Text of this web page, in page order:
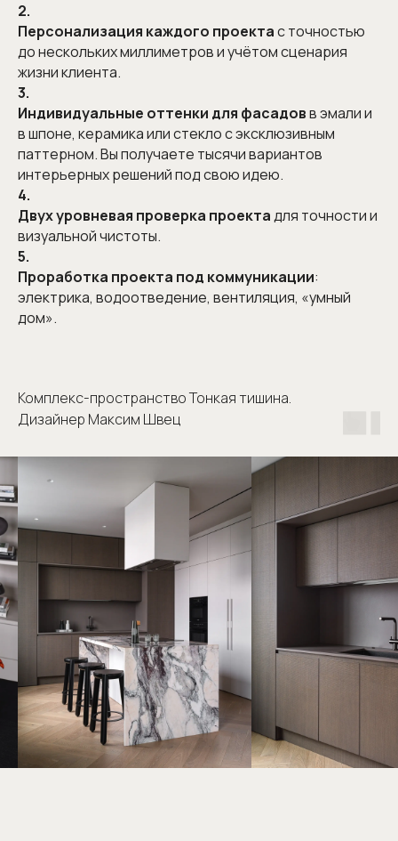
2.
Персонализация каждого проектас точностью
до нескольких миллиметров и учётом сценария
жизни клиента.
3.
Индивидуальные оттенки для фасадовв эмали и
в шпоне, керамика или стекло с эксклюзивным
паттерном. Вы получаете тысячи вариантов
интерьерных решений под свою идею.
4.
Двух уровневая проверка проектадля точности и
визуальной чистоты.
5.
Проработка проекта под коммуникации:
электрика, водоотведение, вентиляция, «умный
дом».
Комплекс-пространство Тонкая тишина.
Дизайнер Максим Швец